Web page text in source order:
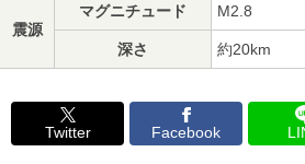
震源
マグニチュード M2.8
深さ 約20km
Twitter Facebook